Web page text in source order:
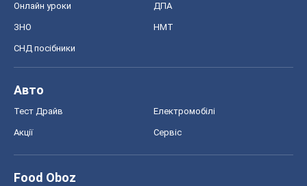
Онлайн уроки ДПА
ЗНО НМТ
СНД посібники
Авто
Тест Драйв Електромобілі
Акції Сервіс
Food Oboz